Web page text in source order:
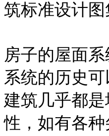
筑标准设计图
房子的屋面
系统的历史
建筑几乎都
性，如有各